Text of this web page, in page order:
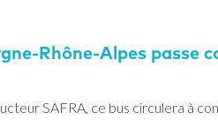
Rhône-Alpes passe
SAFRA, ce bus circulera à